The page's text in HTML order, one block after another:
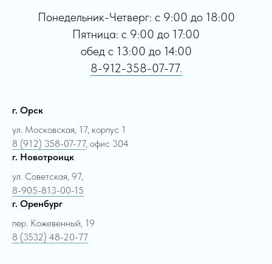
Понедельник-Четверг: с 9:00 до 18:00
Пятница: с 9:00 до 17:00
обед с 13:00 до 14:00
8-912-358-07-77.
г. Орск
ул. Московская, 17, корпус 1
8 (912) 358-07-77, офис 304
г. Новотроицк
ул. Советская, 97,
8-905-813-00-15
г. Оренбург
пер. Кожевенный, 19
8 (3532) 48-20-77